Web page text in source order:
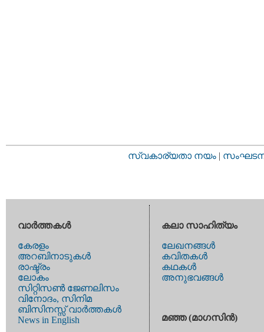
സ്വകാര്യതാ നയം |
വാര്‍ത്തകള്‍
കേരളം
അറബിനാടുകള്‍
രാഷ്ട്രം
ലോകം
സിറ്റിസണ്‍ ജേണലിസം
വിനോദം, സിനിമ
ബിസിനസ്സ് വാര്‍ത്തകള്‍
News in English
കലാ സാഹിത്യം
ലേഖനങ്ങള്‍
കവിതകള്‍
കഥകള്‍
അനുഭവങ്ങള്‍
മഞ്ഞ (മാഗസിന്‍)